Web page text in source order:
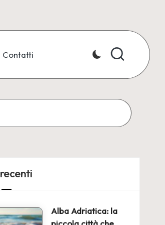
Contatti
Alba Adriatica: la